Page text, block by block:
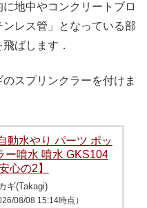
地中やコンクリートブロ
レス管」となっている部
ばします．
スプリンクラーを付けま
動水やり パーツ ポッ
ー噴水 噴水 GKS104
安心の2】
ギ(Takagi)
08/08 15:14時点）